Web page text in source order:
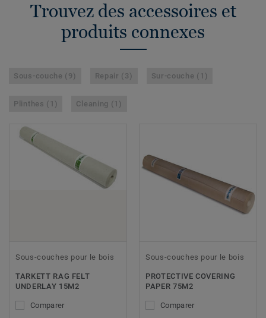
Trouvez des accessoires et
produits connexes
Sous-couche (9) Repair (3) Sur-couche (1)
Plinthes (1) Cleaning (1)
Sous-couches pour le bois
TARKETT RAG FELT
UNDERLAY 15M2
Comparer
Sous-couches pour le bois
PROTECTIVE COVERING
PAPER 75M2
Comparer